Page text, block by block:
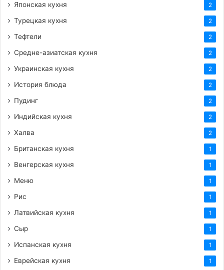
Японская кухня 2
Турецкая кухня 2
Тефтели 2
Средне-азиатская кухня 2
Украинская кухня 2
История блюда 2
Пудинг 2
Индийская кухня 2
Халва 2
Британская кухня 1
Венгерская кухня 1
Меню 1
Рис 1
Латвийская кухня 1
Сыр 1
Испанская кухня 1
Еврейская кухня 1